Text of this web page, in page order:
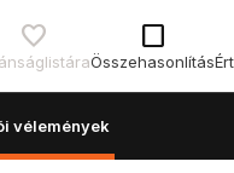
check_box_outline_blank
Összehasonlítás
vélemények